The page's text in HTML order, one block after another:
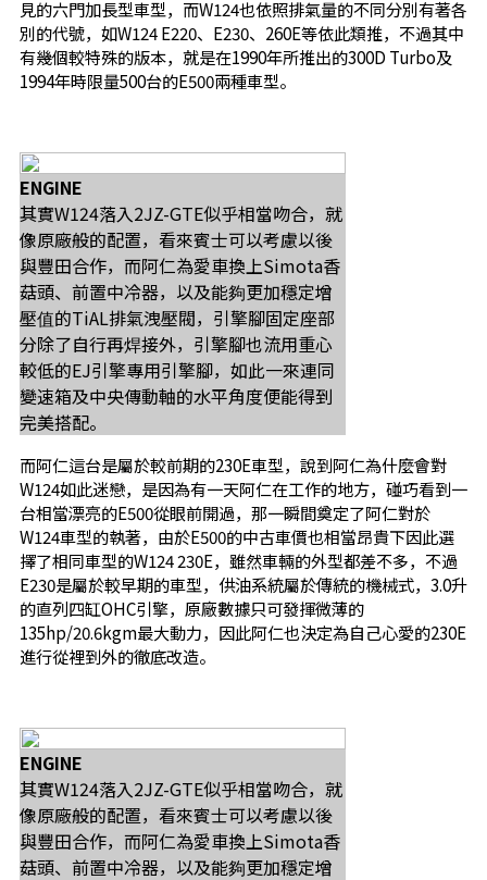
見的六門加長型車型，而W124也依照排氣量的不同分別有著各
別的代號，如W124 E220、E230、260E等依此類推，不過其中
有幾個較特殊的版本，就是在1990年所推出的300D Turbo及
1994年時限量500台的E500兩種車型。
ENGINE
其實W124落入2JZ-GTE似乎相當吻合，就
像原廠般的配置，看來賓士可以考慮以後
與豐田合作，而阿仁為愛車換上Simota香
菇頭、前置中冷器，以及能夠更加穩定增
壓值的TiAL排氣洩壓閥，引擎腳固定座部
分除了自行再焊接外，引擎腳也流用重心
較低的EJ引擎專用引擎腳，如此一來連同
變速箱及中央傳動軸的水平角度便能得到
完美搭配。
而阿仁這台是屬於較前期的230E車型，說到阿仁為什麼會對
W124如此迷戀，是因為有一天阿仁在工作的地方，碰巧看到一
台相當漂亮的E500從眼前開過，那一瞬間奠定了阿仁對於
W124車型的執著，由於E500的中古車價也相當昂貴下因此選
擇了相同車型的W124 230E，雖然車輛的外型都差不多，不過
E230是屬於較早期的車型，供油系統屬於傳統的機械式，3.0升
的直列四缸OHC引擎，原廠數據只可發揮微薄的
135hp/20.6kgm最大動力，因此阿仁也決定為自己心愛的230E
進行從裡到外的徹底改造。
ENGINE
其實W124落入2JZ-GTE似乎相當吻合，就
像原廠般的配置，看來賓士可以考慮以後
與豐田合作，而阿仁為愛車換上Simota香
菇頭、前置中冷器，以及能夠更加穩定增